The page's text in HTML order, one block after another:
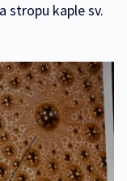
stropu kaple sv.